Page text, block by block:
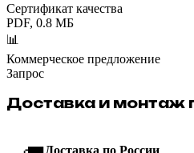
Сертификат качества
PDF, 0.8 МБ
📊
Коммерческое предложение
Запрос
Доставка и монтаж